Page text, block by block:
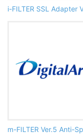
i-FILTER SSL Adapter
m-FILTER Ver.5 Anti-